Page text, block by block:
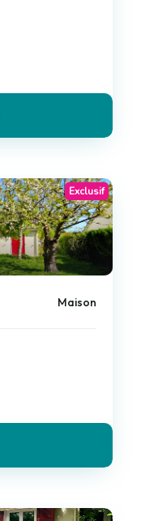
Exclusif
Maison